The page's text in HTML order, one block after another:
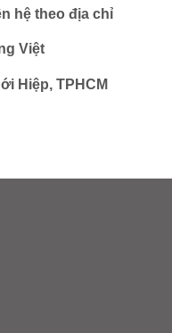
hệ theo địa chỉ
Việt
Hiệp, TPHCM